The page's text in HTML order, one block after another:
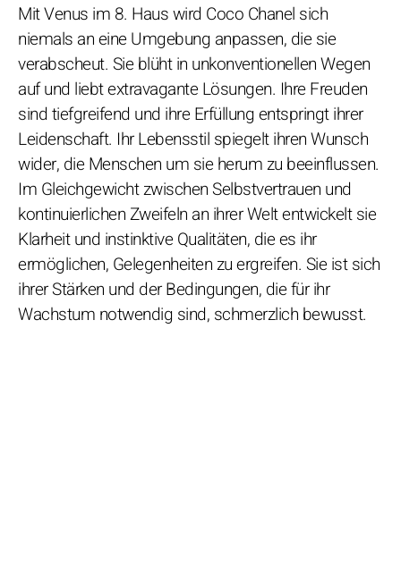
Mit Venus im 8. Haus wird Coco Chanel sich
niemals an eine Umgebung anpassen, die sie
verabscheut. Sie blüht in unkonventionellen Wegen
auf und liebt extravagante Lösungen. Ihre Freuden
sind tiefgreifend und ihre Erfüllung entspringt ihrer
Leidenschaft. Ihr Lebensstil spiegelt ihren Wunsch
wider, die Menschen um sie herum zu beeinflussen.
Im Gleichgewicht zwischen Selbstvertrauen und
kontinuierlichen Zweifeln an ihrer Welt entwickelt sie
Klarheit und instinktive Qualitäten, die es ihr
ermöglichen, Gelegenheiten zu ergreifen. Sie ist sich
ihrer Stärken und der Bedingungen, die für ihr
Wachstum notwendig sind, schmerzlich bewusst.